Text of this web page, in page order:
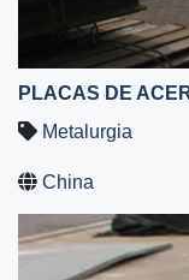
PLACAS DE
Metalurgia
China